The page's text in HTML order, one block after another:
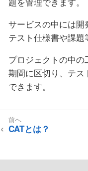
サービスの中には開
テスト仕様書や課題
プロジェクトの中
期間に区切り、テ
できます。
CATとは？